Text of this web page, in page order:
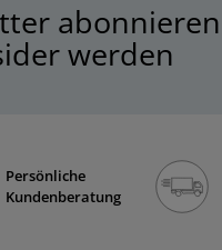
abonnieren
werden
Persönliche
Kundenberatung